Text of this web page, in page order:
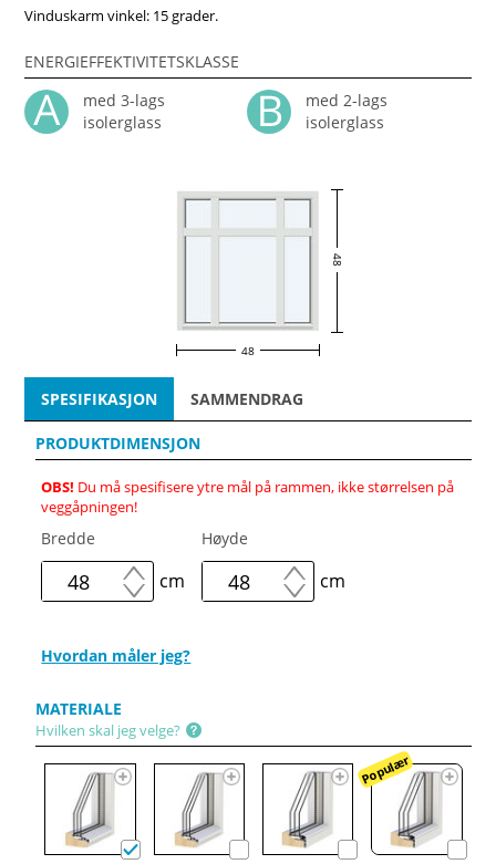
Vinduskarm vinkel: 15 grader.
ENERGIEFFEKTIVITETSKLASSE
med 3-lags
isolerglass
med 2-lags
isolerglass
48
48
SPESIFIKASJON SAMMENDRAG
PRODUKTDIMENSJON
OBS! Du må spesifisere ytre mål på rammen, ikke størrelsen på
veggåpningen!
Bredde
cm
Høyde
cm
Hvordan måler jeg?
MATERIALE
Hvilken skal jeg velge?
Populær